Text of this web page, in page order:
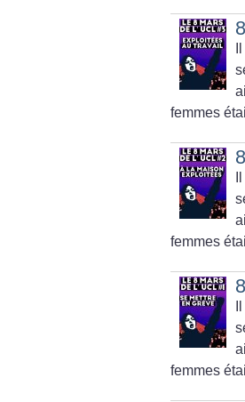
femmes
femmes
femmes